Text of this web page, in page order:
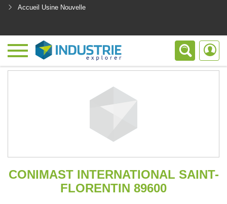
Accueil Usine Nouvelle
CONIMAST INTERNATIONAL SAINT-
FLORENTIN 89600